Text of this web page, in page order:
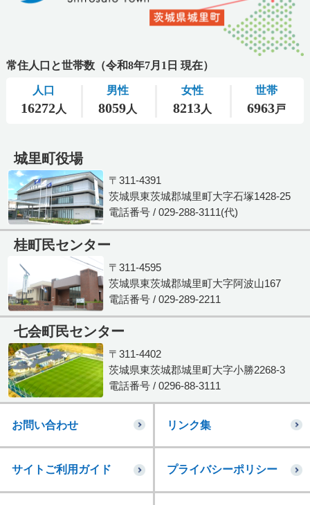
城里町役場
〒311-4391
茨城県東茨城郡城里町大字石塚1428-25
電話番号 / 029-288-3111(代)
桂町民センター
〒311-4595
茨城県東茨城郡城里町大字阿波山167
電話番号 / 029-289-2211
七会町民センター
〒311-4402
茨城県東茨城郡城里町大字小勝2268-3
電話番号 / 0296-88-3111
お問い合わせ リンク集
サイトご利用ガイド プライバシーポリシー